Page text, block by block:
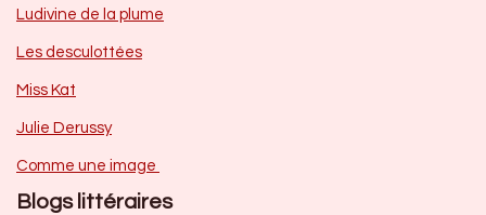
Ludivine de la plume
Les desculottées
Miss Kat
Julie Derussy
Comme une image
Blogs littéraires